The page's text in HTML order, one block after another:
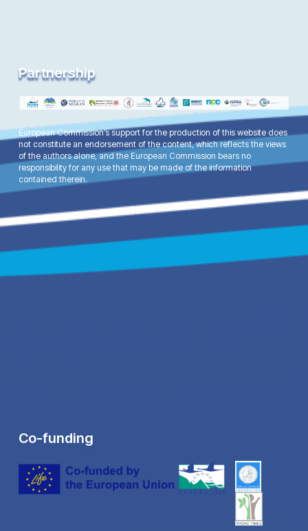
Partnership
European Commission’s support for the production of this website does
not constitute an endorsement of the content, which reflects the views
of the authors alone, and the European Commission bears no
responsibility for any use that may be made of the information
contained therein.
Co-funding